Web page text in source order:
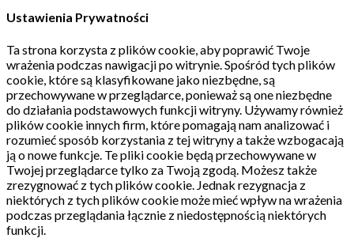
Ustawienia Prywatności
Ta strona korzysta z plików cookie, aby poprawić Twoje
wrażenia podczas nawigacji po witrynie. Spośród tych plików
cookie, które są klasyfikowane jako niezbędne, są
przechowywane w przeglądarce, ponieważ są one niezbędne
do działania podstawowych funkcji witryny. Używamy również
plików cookie innych firm, które pomagają nam analizować i
rozumieć sposób korzystania z tej witryny a także wzbogacają
ją o nowe funkcje. Te pliki cookie będą przechowywane w
Twojej przeglądarce tylko za Twoją zgodą. Możesz także
zrezygnować z tych plików cookie. Jednak rezygnacja z
niektórych z tych plików cookie może mieć wpływ na wrażenia
podczas przeglądania łącznie z niedostępnością niektórych
funkcji.